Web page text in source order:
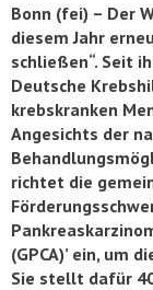
Bonn (fei) – Der
diesem Jahr
schließen“. Seit
Deutsche
krebskranken
Angesichts der
richtet die
(GPCA)’ ein, um
Sie stellt dafür